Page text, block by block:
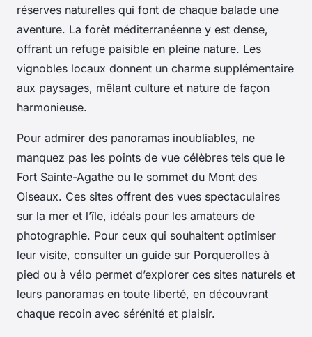
réserves naturelles qui font de chaque balade une
aventure. La forêt méditerranéenne y est dense,
offrant un refuge paisible en pleine nature. Les
vignobles locaux donnent un charme supplémentaire
aux paysages, mêlant culture et nature de façon
harmonieuse.
Pour admirer des panoramas inoubliables, ne
manquez pas les points de vue célèbres tels que le
Fort Sainte-Agathe ou le sommet du Mont des
Oiseaux. Ces sites offrent des vues spectaculaires
sur la mer et l’île, idéals pour les amateurs de
photographie. Pour ceux qui souhaitent optimiser
leur visite, consulter un guide sur Porquerolles à
pied ou à vélo permet d’explorer ces sites naturels et
leurs panoramas en toute liberté, en découvrant
chaque recoin avec sérénité et plaisir.